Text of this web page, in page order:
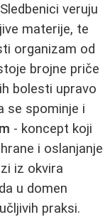
veruju
materije, te
organizam od
brojne priče
bolesti upravo
se spominje i
- koncept koji
i oslanjanje
iz okvira
u domen
praksi.